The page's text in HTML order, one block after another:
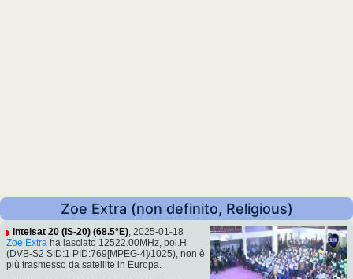
Zoe Extra (non definito, Religious)
Intelsat 20 (IS-20) (68.5°E), 2025-01-18
Zoe Extra ha lasciato 12522.00MHz, pol.H
(DVB-S2 SID:1 PID:769[MPEG-4]/1025), non è
più trasmesso da satellite in Europa.